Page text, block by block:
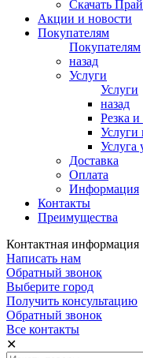
Скачать
Акции и новости
Покупателям
Покупателям
назад
Услуги
Услуги
назад
Резка
Услуги
Услуга
Доставка
Оплата
Информация
Контакты
Преимущества
Контактная информация
Написать нам
Обратный звонок
Выберите город
Получить консультацию
Обратный звонок
Все контакты
✕